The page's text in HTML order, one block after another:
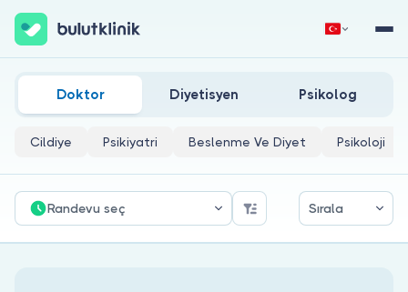
Hemen Kaydol Giriş Yap
Şırnak Enfeksiyon Hastalıkları Doktorları
Doktor Diyetisyen Psikolog
Cildiye Psikiyatri Beslenme Ve Diyet Psikoloji
Randevu seç Sırala